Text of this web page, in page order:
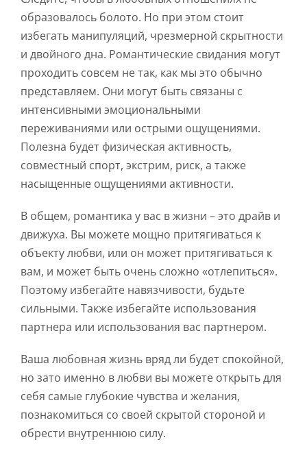
образовалось болото. Но при этом стоит
избегать манипуляций, чрезмерной скрытности
и двойного дна. Романтические свидания могут
проходить совсем не так, как мы это обычно
представляем. Они могут быть связаны с
интенсивными эмоциональными
переживаниями или острыми ощущениями.
Полезна будет физическая активность,
совместный спорт, экстрим, риск, а также
насыщенные ощущениями активности.
В общем, романтика у вас в жизни – это драйв и
движуха. Вы можете мощно притягиваться к
объекту любви, или он может притягиваться к
вам, и может быть очень сложно «отлепиться».
Поэтому избегайте навязчивости, будьте
сильными. Также избегайте использования
партнера или использования вас партнером.
Ваша любовная жизнь вряд ли будет спокойной,
но зато именно в любви вы можете открыть для
себя самые глубокие чувства и желания,
познакомиться со своей скрытой стороной и
обрести внутреннюю силу.